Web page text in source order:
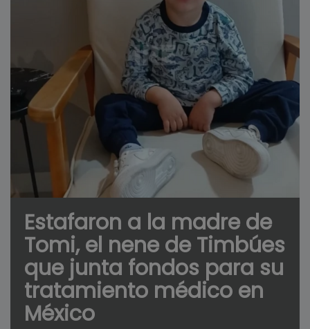
Estafaron a la madre de
Tomi, el nene de Timbúes
que junta fondos para su
tratamiento médico en
México